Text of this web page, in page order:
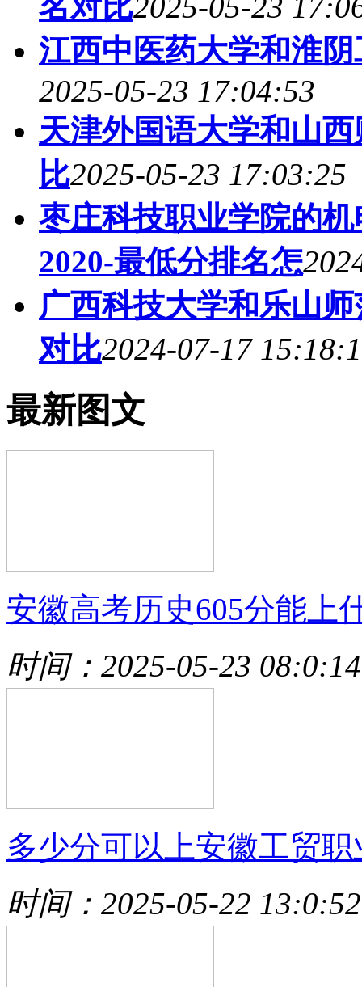
名对比2025-05-23
江西中医药大学和淮
2025-05-23 17:04:53
天津外国语大学和山
比2025-05-23 17:03:25
枣庄科技职业学院的
2020-最低分排名怎
广西科技大学和乐山
对比2024-07-17
最新图文
安徽高考历史605分能上
时间：2025-05-23 08:0:14
多少分可以上安徽工贸职
时间：2025-05-22 13:0:52